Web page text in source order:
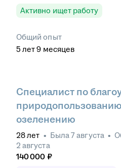
Активно ищет работу
Общий опыт
5 лет 9 месяцев
Специалист по
озеленению
28лет • Была7 августа •
2 августа
140 000 ₽